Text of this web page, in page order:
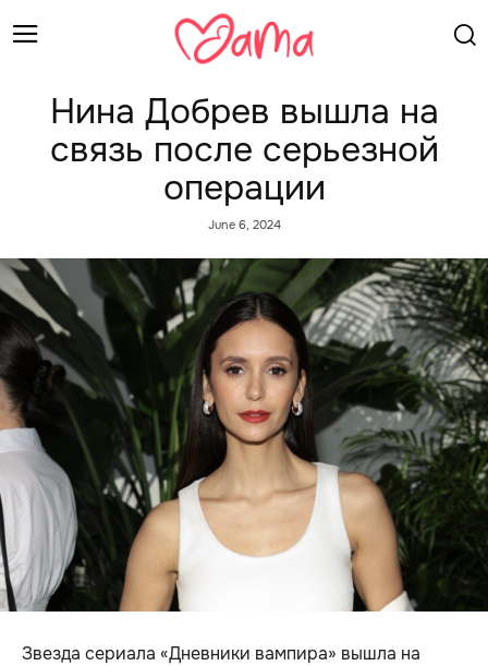
Нина Добрев вышла на
связь после серьезной
операции
June 6, 2024
Звезда сериала «Дневники вампира» вышла на